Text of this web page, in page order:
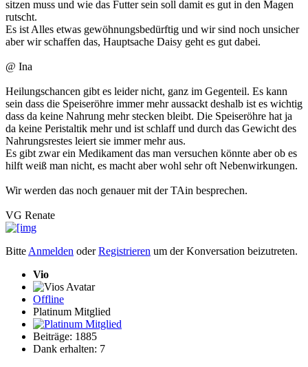
sitzen muss und wie das Futter sein soll damit es gut in den Magen
rutscht.
Es ist Alles etwas gewöhnungsbedürftig und wir sind noch unsicher
aber wir schaffen das, Hauptsache Daisy geht es gut dabei.
@ Ina
Heilungschancen gibt es leider nicht, ganz im Gegenteil. Es kann
sein dass die Speiseröhre immer mehr aussackt deshalb ist es wichtig
dass da keine Nahrung mehr stecken bleibt. Die Speiseröhre hat ja
da keine Peristaltik mehr und ist schlaff und durch das Gewicht des
Nahrungsrestes leiert sie immer mehr aus.
Es gibt zwar ein Medikament das man versuchen könnte aber ob es
hilft weiß man nicht, es macht aber wohl sehr oft Nebenwirkungen.
Wir werden das noch genauer mit der TAin besprechen.
VG Renate
Bitte Anmelden oderRegistrieren um der Konversation beizutreten.
Vio
Offline
Platinum Mitglied
Beiträge: 1885
Dank erhalten: 7